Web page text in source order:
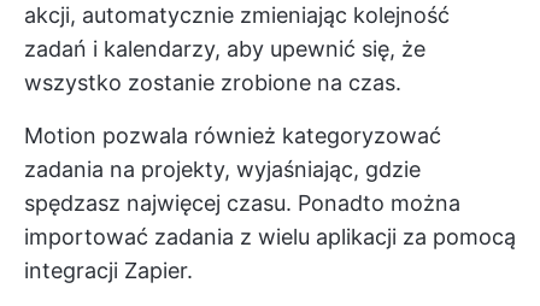
akcji, automatycznie zmieniając kolejność
zadań i kalendarzy, aby upewnić się, że
wszystko zostanie zrobione na czas.
Motion pozwala również kategoryzować
zadania na projekty, wyjaśniając, gdzie
spędzasz najwięcej czasu. Ponadto można
importować zadania z wielu aplikacji za pomocą
integracji Zapier.